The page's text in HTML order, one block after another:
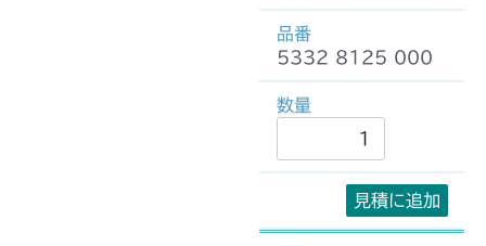
5332 8125 000
見積に追加